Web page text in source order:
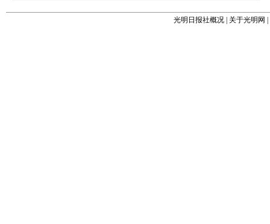
光明日报社概况 关于光明网